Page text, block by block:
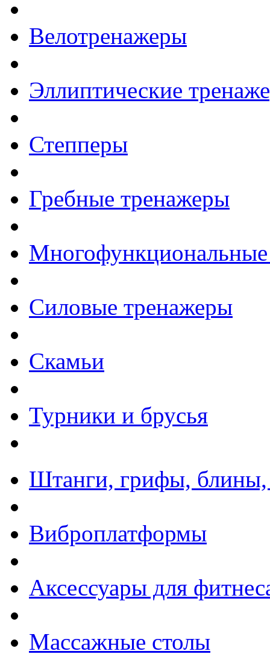
Велотренажеры
Эллиптические
Степперы
Гребные тренажеры
Силовые тренажеры
Скамьи
Турники и брусья
Штанги, грифы, блины,
Виброплатформы
Аксессуары для
Массажные столы